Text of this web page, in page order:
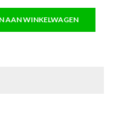
AAN WINKELWAGEN